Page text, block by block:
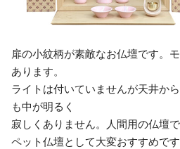
扉の小紋柄が素敵なお仏壇です。
あります。
ライトは付いていませんが天井か
も中が明るく
寂しくありません。人間用の仏壇
ペット仏壇として大変おすすめです